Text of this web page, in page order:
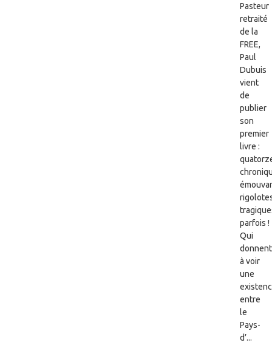
Pasteur
retraité
de la
FREE,
Paul
Dubuis
vient
de
publier
son
premier
livre :
parfois !
Qui
donnent
à voir
une
entre
le
Pays-
d’...